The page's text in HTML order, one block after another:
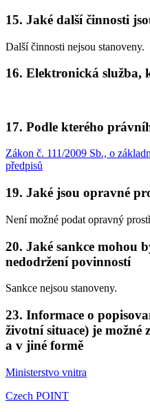
15. Jaké další činnosti
Další činnosti nejsou stanoveny.
16. Elektronická služba,
17. Podle kterého
Zákon č. 111/2009 Sb., o
předpisů
19. Jaké jsou opravné
Není možné podat opravný
20. Jaké sankce mohou
nedodržení povinností
Sankce nejsou stanoveny.
23. Informace o
životní situace) je
a v jiné formě
Ministerstvo vnitra
Czech POINT